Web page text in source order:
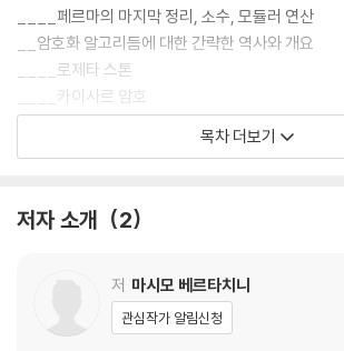
____페르마의 마지막 정리, 소수, 모듈러 연산
__암호화 알고리듬에 대한 간략한 역사와 개요
____로제타 스톤
____카이사르 암호
____ROT13
__요약
2부. 고전적인 암호화(대칭키와 비대칭키 암호화)
2장. 대칭키 암호화
목차 더보기
저자 소개 2
저 마시모 베르타치니
관심작가 알림신청